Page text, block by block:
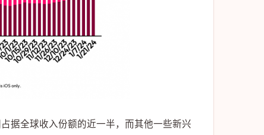
据全球收入份额的近一半，而其他一些新兴